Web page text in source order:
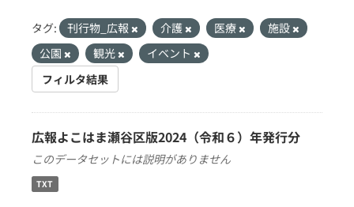
タグ: 刊行物_広報 介護 医療
施設
公園
観光
イベント
フィルタ結果
広報よこはま瀬谷区版2024（令和６）年発行分
このデータセットには説明がありません
TXT